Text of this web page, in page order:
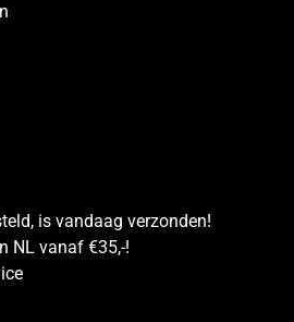
is vandaag verzonden!
NL vanaf €35,-!